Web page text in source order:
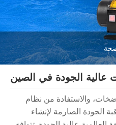
الجودة في الصين
والاستفادة من نظام
الجودة الصارمة لإنشاء